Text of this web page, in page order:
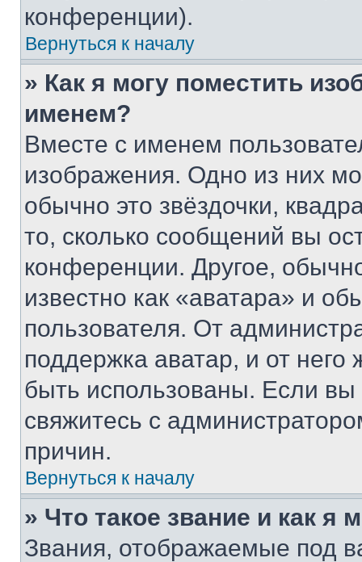
конференции).
Вернуться к началу
» Как я могу поместить
именем?
Вместе с именем
изображения. Одно из них
обычно это звёздочки,
то, сколько сообщений вы
конференции. Другое,
известно как «аватара» и
пользователя. От
поддержка аватар, и от него
быть использованы. Если
свяжитесь с
причин.
Вернуться к началу
» Что такое звание и как я
Звания, отображаемые под